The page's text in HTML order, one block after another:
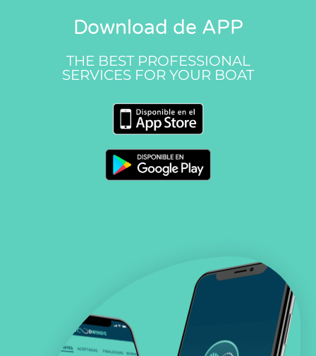
Download de APP
THE BEST PROFESSIONAL
SERVICES FOR YOUR BOAT